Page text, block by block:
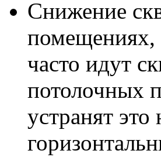
Снижение
помещениях,
часто идут
потолочных
устранят